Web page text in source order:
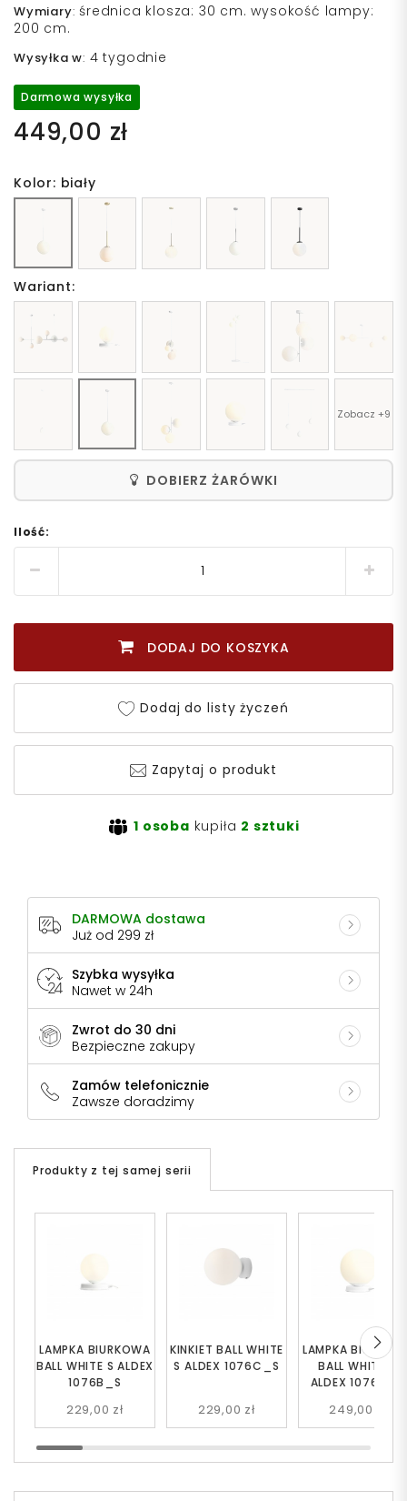
Wymiary: średnica klosza: 30 cm. wysokość lampy:
200 cm.
Wysyłka w: 4 tygodnie
Darmowa wysyłka
449,00 zł
Kolor: biały
Wariant:
Zobacz +9
DOBIERZ ŻARÓWKI
Ilość:
DODAJ DO KOSZYKA
Dodaj do listy życzeń
Zapytaj o produkt
1 osoba kupiła 2 sztuki
DARMOWA dostawa
Już od 299 zł
Szybka wysyłka
Nawet w 24h
Zwrot do 30 dni
Bezpieczne zakupy
Zamów telefonicznie
Zawsze doradzimy
Produkty z tej samej serii
LAMPKA BIURKOWA
BALL WHITE S ALDEX
1076B_S
229,00 zł
LAMPKA
BALL WHITE M
ALDEX 1076B_M
249,00 zł
KINKIET BALL WHITE
S ALDEX 1076C_S
229,00 zł